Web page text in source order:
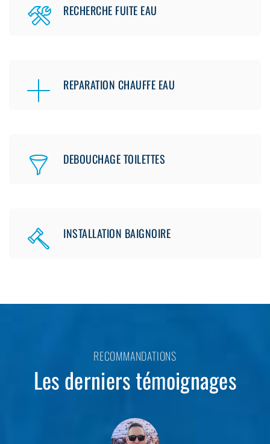
RECHERCHE FUITE EAU
REPARATION CHAUFFE EAU
DEBOUCHAGE TOILETTES
INSTALLATION BAIGNOIRE
RECOMMANDATIONS
Les derniers témoignages